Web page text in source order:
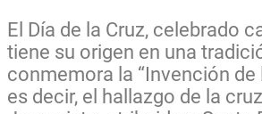
El Día de la Cruz, celebrado
tiene su origen en una
conmemora la “Invención de
es decir, el hallazgo de la